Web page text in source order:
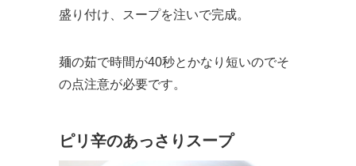
盛り付け、スープを注いで完成。
麺の茹で時間が40秒とかなり短いのでそ
の点注意が必要です。
ピリ辛のあっさりスープ